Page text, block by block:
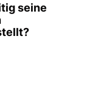
seine